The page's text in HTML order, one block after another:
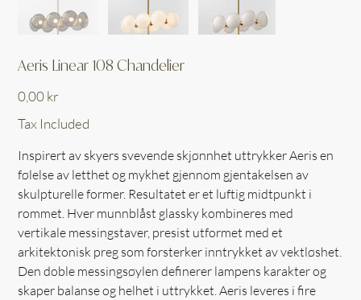
Aeris Linear 108 Chandelier
0,00 kr
Tax Included
Inspirert av skyers svevende skjønnhet uttrykker Aeris en
følelse av letthet og mykhet gjennom gjentakelsen av
skulpturelle former. Resultatet er et luftig midtpunkt i
rommet. Hver munnblåst glassky kombineres med
vertikale messingstaver, presist utformet med et
arkitektonisk preg som forsterker inntrykket av vektløshet.
Den doble messingsøylen definerer lampens karakter og
skaper balanse og helhet i uttrykket. Aeris leveres i fire